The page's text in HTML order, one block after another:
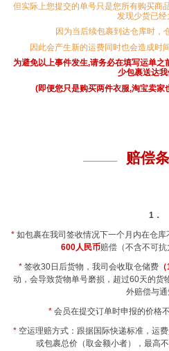
但实际上您提交的单号只是您所有购买商
发现少货已经
因为当后续包裹到达仓库时，
因此会产生新的运费同时也会造成时
为避免以上事件发生,请务必在填写运单之
少包裹送达
(即便您只是购买两件衣服,淘宝卖家
赔偿
1．
* 如包裹在我司签收情况下一个月内在仓
600人民币赔偿（不含不可抗
* 签收30日后货物，我司会收取仓储费（
动，会导致货物单号磨损，超过60天的货
外赔偿与通
* 会员在提交订单时申报的价格
* 空运理赔方式：跟据国际快递标准， 运
或包裹总价（取金额小者） ， 最高